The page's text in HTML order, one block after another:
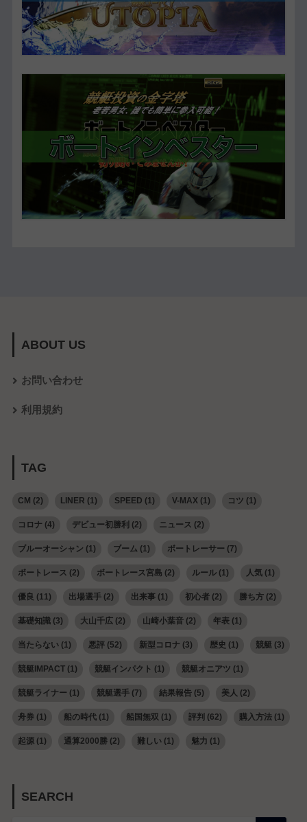
ABOUT US
お問い合わせ
利用規約
TAG
CM (2) LINER (1) SPEED (1) V-MAX(1) コツ (1)
コロナ(4) デビュー初勝利 (2) ニュース (2)
ブルーオーシャン (1) ブーム(1) ボートレーサー (7)
ボートレース (2) ボートレース宮島 (2) ルール(1) 人気(1)
優良 (11) 出場選手(2) 出来事(1) 初心者(2) 勝ち方(2)
基礎知識(3) 大山千広(2) 山崎小葉音(2) 年表(1)
当たらない(1) 悪評(52) 新型コロナ(3) 歴史 (1) 競艇 (3)
競艇IMPACT(1) 競艇インパクト (1) 競艇オニアツ (1)
競艇ライナー (1) 競艇選手(7) 結果報告(5) 美人 (2)
舟券(1) 船の時代(1) 船国無双 (1) 評判 (62) 購入方法(1)
起源(1) 通算2000勝(2) 難しい(1) 魅力 (1)
SEARCH